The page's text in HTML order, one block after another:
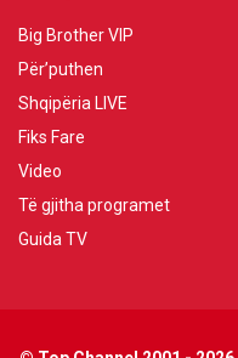
Big Brother VIP
Për’puthen
Shqipëria LIVE
Fiks Fare
Video
Të gjitha programet
Guida TV